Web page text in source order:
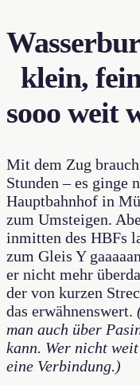
klein,
sooo weit
Mit dem Zug
Stunden – es ginge
Hauptbahnhof in
zum Umsteigen.
inmitten des HBFs
zum Gleis Y
er nicht mehr
der von kurzen
das erwähnenswert.
man auch über
kann. Wer nicht
eine Verbindung.)